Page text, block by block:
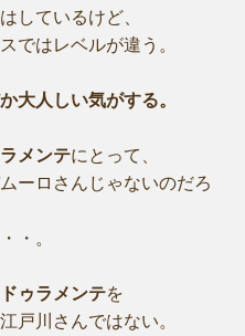
しているけど、
ではレベルが違う。
大人しい気がする。
ラメンテにとって、
ーロさんじゃないのだろ
・。
ドゥラメンテを
戸川さんではない。